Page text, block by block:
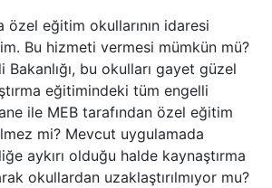
özel eğitim okullarının idaresi
Bu hizmeti vermesi mümkün mü?
Bakanlığı, bu okulları gayet güzel
eğitimindeki tüm engelli
ile MEB tarafından özel eğitim
mi? Mevcut uygulamada
aykırı olduğu halde kaynaştırma
okullardan uzaklaştırılmıyor mu?